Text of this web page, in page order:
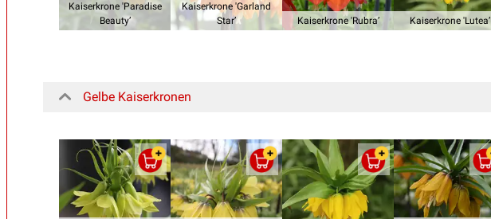
Kaiserkrone 'Paradise
Beauty’
Kaiserkrone 'Garland
Star’
Kaiserkrone 'Rubra’ Kaiserkrone 'Lutea’
Gelbe Kaiserkronen